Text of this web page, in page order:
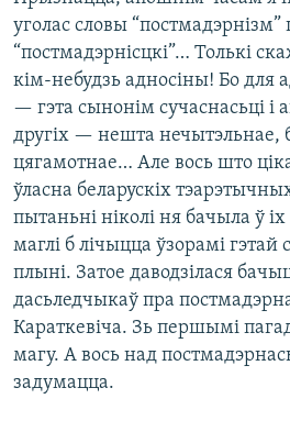
уголас словы “постмадэрнізм”
“постмадэрнісцкі”… Толькі
кім-небудзь адносіны! Бо для
— гэта сынонім сучаснасьці і
другіх — нешта нечытэльнае,
цягамотнае… Але вось што
ўласна беларускіх
пытаньні ніколі ня бачыла ў
маглі б лічыцца ўзорамі
плыні. Затое даводзілася
дасьледчыкаў пра
Караткевіча. Зь першымі
магу. А вось над
задумацца.